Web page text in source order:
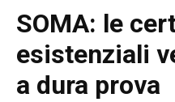
SOMA: le
esistenziali
a dura prova